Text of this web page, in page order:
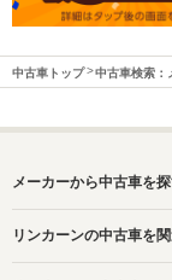
中古車トップ 中古車検索：
メーカーから中古車を
リンカーンの中古車を